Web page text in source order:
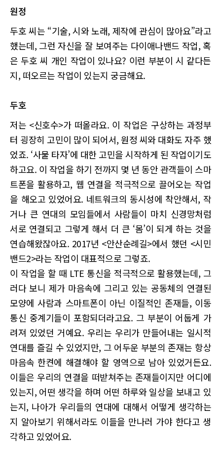
원정
두호 씨는 “기술, 시와 노래, 제작에 관심이 많아요”라고
했는데, 그런 자신을 잘 보여주는 다이애나밴드 작업, 혹
은 두호 씨 개인 작업이 있나요? 이런 부분이 시 같다든
지, 떠오르는 작업이 있는지 궁금해요.
두호
저는 <신호수>가 떠올라요. 이 작업은 구상하는 과정부
터 굉장히 고민이 많이 되어서, 원정 씨와 대화도 자주 했
었죠. ‘사물 타자’에 대한 고민을 시작하게 된 작업이기도
하고요. 이 작업을 하기 전까지 몇 년 동안 관객들이 스마
트폰을 활용하고, 웹 연결을 적극적으로 끌어오는 작업
을 해오고 있었어요. 네트워크의 동시성에 착안해서, 작
거나 큰 연대의 모임들에서 사람들이 마치 신경망처럼
서로 연결되고 그렇게 해서 더 큰 ‘몸’이 되게 하는 것을
연습해왔잖아요. 2017년 <안산순례길>에서 했던 <시민
밴드2>라는 작업이 대표적으로 그렇죠.
이 작업을 할 때 LTE 통신을 적극적으로 활용했는데, 그
러다 보니 제가 마음속에 그리고 있는 공동체의 연결된
모양에 사람과 스마트폰이 아닌 이질적인 존재들, 이동
통신 중계기들이 포함되더라고요. 그 부분이 어둡게 가
려져 있었던 거예요. 우리는 우리가 만들어내는 일시적
연대를 즐길 수 있었지만, 그 어두운 부분의 존재는 항상
마음속 한켠에 해결해야 할 영역으로 남아 있었거든요.
이들은 우리의 연결을 떠받쳐주는 존재들이지만 어디에
있는지, 어떤 생각을 하며 어떤 하루와 일상을 보내고 있
는지, 나아가 우리들의 연대에 대해서 어떻게 생각하는
지 알아보기 위해서라도 이들을 만나러 가야 한다고 생
각하고 있었어요.